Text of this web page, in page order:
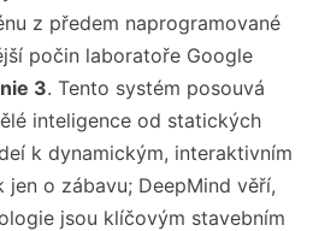
je dlouhodobá vizuální
měnit svět pomocí
tzv. „promptable world
generátor videa; slouží jako
pokročilých AI agentů,
je považováno za důležitý
z předem naprogramované
počin laboratoře Google
3. Tento systém posouvá
inteligence od statických
k dynamickým, interaktivním
jen o zábavu; DeepMind věří,
jsou klíčovým stavebním